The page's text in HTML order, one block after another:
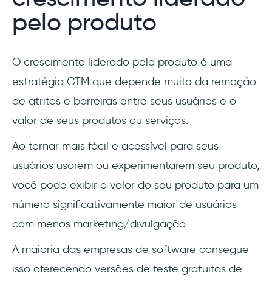
pelo produto
O crescimento liderado pelo produto é uma
estratégia GTM que depende muito da remoção
de atritos e barreiras entre seus usuários e o
valor de seus produtos ou serviços.
Ao tornar mais fácil e acessível para seus
usuários usarem ou experimentarem seu produto,
você pode exibir o valor do seu produto para um
número significativamente maior de usuários
com menos marketing/divulgação.
A maioria das empresas de software consegue
isso oferecendo versões de teste gratuitas de